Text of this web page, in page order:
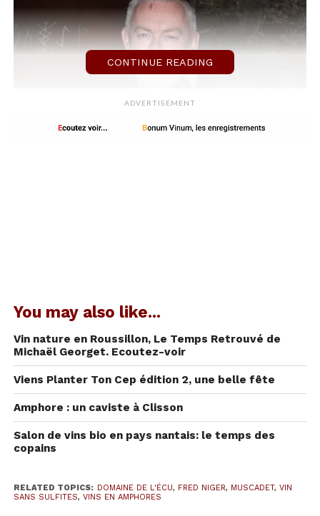
frontières pour la qualité de ses Muscadet en
biodynamie (15 ha).Mais
propriétaire précédent, avait déjà commencé à
diversifier les cépages sur les 10 ha restants. S’y
côtoyaient le
Chardonnay , le Pinot noir
, le
Cabernet Franc, leCabernet Sauvignonet la
Folle Blanche. Fred y a rajouté du Pinot noir et
cépages-rois (1ère récolte en 2018).
sortiront bientôt du domaine. Entre 18 et 20
CONTINUE READING
ADVERTISEMENT
You may also like...
Vin nature en Roussillon, Le Temps Retrouvé de
Michaël Georget. Ecoutez-voir
Viens Planter Ton Cep édition 2, une belle fête
Amphore : un caviste à Clisson
Salon de vins bio en pays nantais: le temps des
copains
RELATED TOPICS: DOMAINE DE L'ÉCU, FRED NIGER, MUSCADET, VIN
SANS SULFITES, VINS EN AMPHORES